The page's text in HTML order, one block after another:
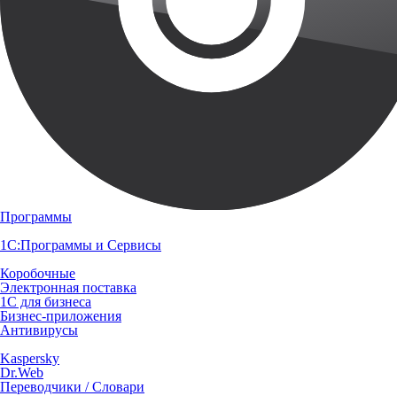
Программы
1С:Программы и Сервисы
Коробочные
Электронная поставка
1С для бизнеса
Бизнес-приложения
Антивирусы
Kaspersky
Dr.Web
Переводчики / Словари